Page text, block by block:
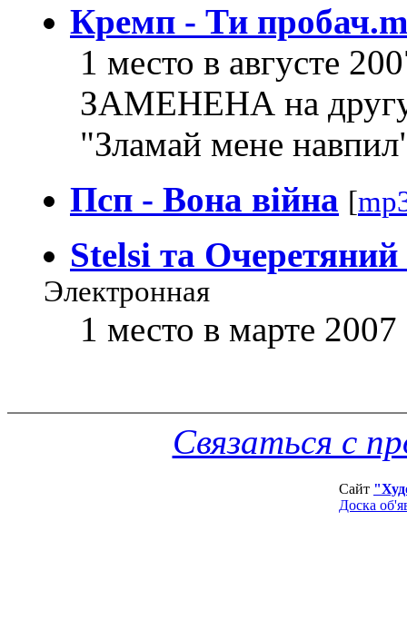
Кремп - Ти
1 место в августе
ЗАМЕНЕНА на
"Зламай мене
Псп - Вона вiйна [
Stelsi та
Электронная
1 место в марте 2007
Связаться с
Сайт
Доска